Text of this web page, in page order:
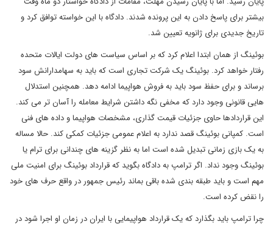
بیشتر برای پاسخ دادن به این پرونده شدند. دادگاه با این خواسته توافق کرد و
تاریخ جدیدی برای ژانویه تعیین شد.
بوئینگ از همان ابتدا اعلام کرد که بر اساس سیاست های دولت ایالات متحده
رفتار خواهد کرد. بوئینگ یک شرکت تجاری است که باید به سهامدارانش سود
برساند و برای حفظ سود باید به فروش هواپیما ادامه دهد. همچنین استدلال
هایی قانونی وجود دارد که مخفی نگه داشتن شرایط معامله را آسان تر می کند.
این قراردادها حاوی جزئیات قیمت گذاری، مشخصات هواپیما و داده های فنی
است. کمپانی بوئینگ قصد ندارد به اعلام عمومی جزئیات کمکی کند. حالا مساله
به یک بازی زمانی تبدیل شده است اما به نظر گزینه های چندانی برای ترام یا
بوئینگ وجود نداد. اگر ترامپ به دادگاه بگوید که قرارداد بوئینگ برای امنیت ملی
مهم است و باید طبقه بندی شده باقی بماند رئیس جمهور در واقع حرف های خود
را نقض کرده است.
چرا ترامپ باید بگذارد که یک قرارداد هواپیمایی با ایران در زمان او اجرا شود در